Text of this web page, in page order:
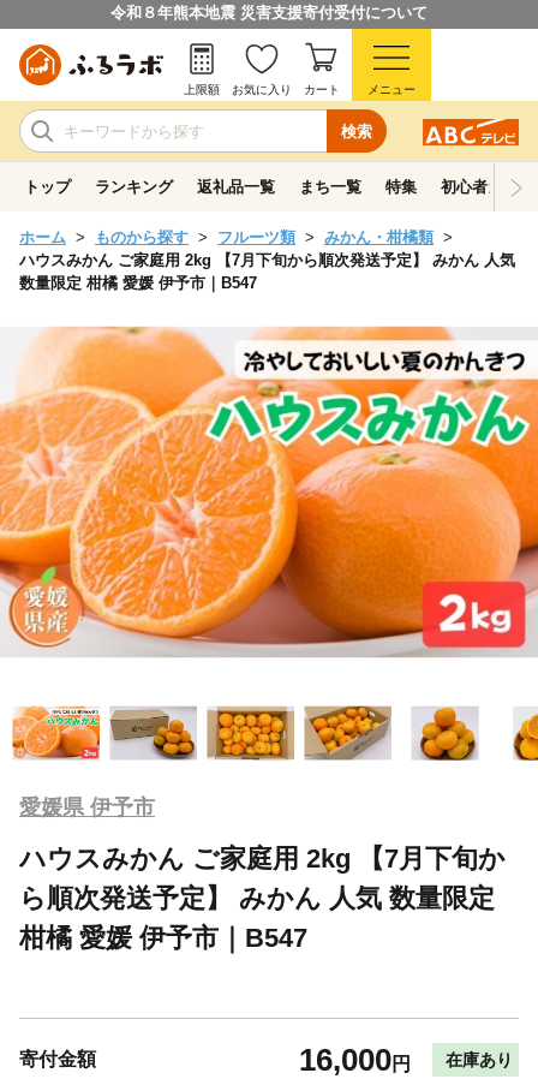
令和８年熊本地震 災害支援寄付受付について
検索
上限額 お気に入り カート メニュー
トップ ランキング 返礼品一覧 まち一覧 特集 初心者ガイド
ホーム ものから探す フルーツ類
みかん・柑橘類
ハウスみかん ご家庭用 2kg 【7月下旬から順次発送予定】 みかん 人気
数量限定 柑橘 愛媛 伊予市｜B547
愛媛県 伊予市
ハウスみかん ご家庭用 2kg 【7月下旬か
ら順次発送予定】 みかん 人気 数量限定
柑橘 愛媛 伊予市｜B547
寄付金額 16,000円 在庫あり